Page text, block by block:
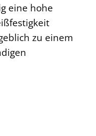
eine hohe
zu einem